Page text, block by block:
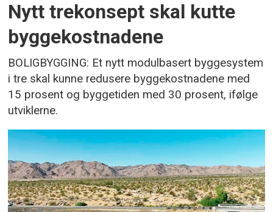
Nytt trekonsept skal kutte
byggekostnadene
BOLIGBYGGING: Et nytt modulbasert byggesystem
i tre skal kunne redusere byggekostnadene med
15 prosent og byggetiden med 30 prosent, ifølge
utviklerne.